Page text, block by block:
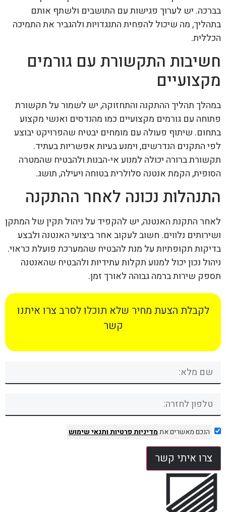
בברכה. יש לערוך פגישות עם התושבים ולשתף אותם
בתהליך, מה שיכול להפחית התנגדויות ולהגביר את התמיכה
הכללית.
חשיבות התקשורת עם גורמים
מקצועיים
במהלך תהליך ההתקנה והתחזוקה, יש לשמור על תקשורת
פתוחה עם גורמים מקצועיים כמו מהנדסים ואנשי מקצוע
בתחום. שיתוף פעולה עם מומחים יבטיח שהפרויקט יבוצע
לפי התקנים הנדרשים, וימנע בעיות אפשריות בעתיד.
תקשורת ברורה יכולה למנוע אי-הבנות ולהבטיח שהמטרה
הסופית, הקמת אנטנה סלולרית בטוחה ויעילה, תושג.
התנהלות נכונה לאחר ההתקנה
לאחר התקנת האנטנה, יש להקפיד על ניהול תקין של המתקן
ושירותים נלווים. חשוב לעקוב אחר ביצועי האנטנה ולבצע
בדיקות תקופתיות על מנת להבטיח שהמערכת פועלת כראוי.
ניהול נכון יכול למנוע תקלות עתידיות ולהבטיח שהאנטנה
תספק שירות ברמה גבוהה לאורך זמן.
לקבלת הצעת מחיר שלא תוכלו לסרב צרו איתנו
קשר
הנכם מאשרים אתמדיניות פרטיותותנאי שימוש
צרו איתי קשר